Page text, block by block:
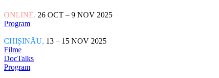
ONLINE, 26 OCT – 9 NOV 2025
Program
CHIȘINĂU, 13 – 15 NOV 2025
Filme
DocTalks
Program